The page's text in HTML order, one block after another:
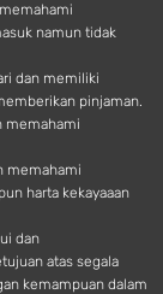
namun tidak
dan memiliki
pinjaman.
memahami
memahami
harta kekayaaan
dan
atas segala
kemampuan dalam